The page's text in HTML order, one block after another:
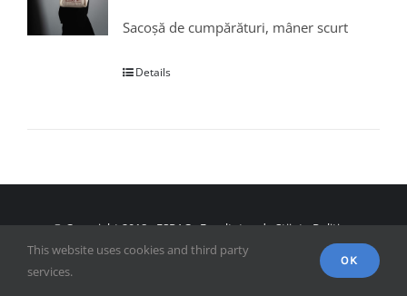
Sacoșă de cumpărături, mâner scurt
Details
© Copyright 2018 - FSPAC - Facultatea de Științe Politice,
Administrative și ale Comunicării
This website uses cookies and third party
services.
OK